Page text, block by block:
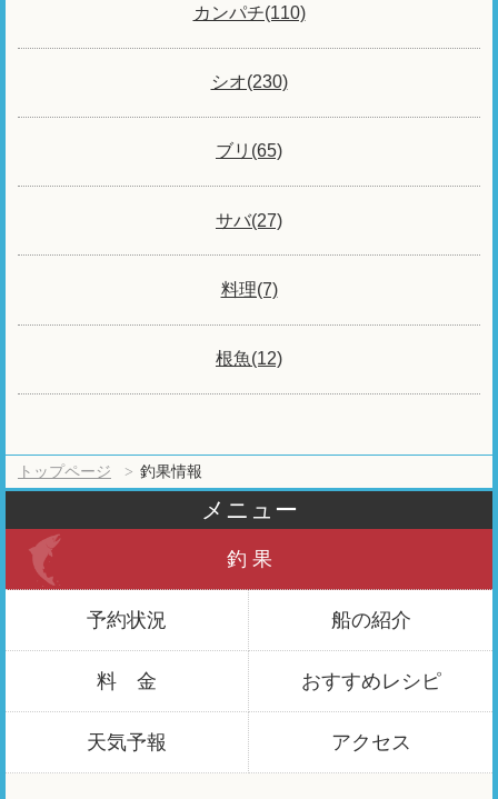
カンパチ(110)
シオ(230)
ブリ(65)
サバ(27)
料理(7)
根魚(12)
トップページ 釣果情報
メニュー
釣 果
予約状況 船の紹介
料 金 おすすめレシピ
天気予報 アクセス